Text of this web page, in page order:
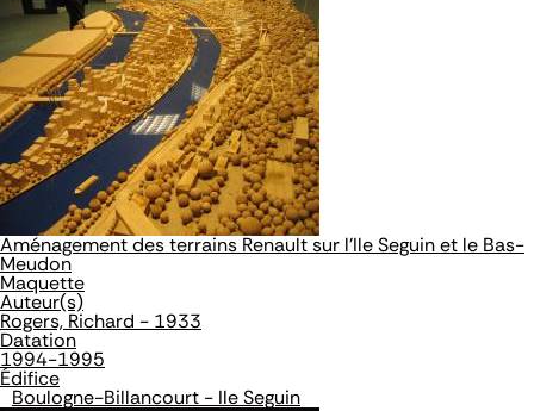
Aménagement des terrains Renault sur l'Ile Seguin et le Bas-
Meudon
Maquette
Auteur(s)
Rogers, Richard - 1933
Datation
1994-1995
Édifice
Boulogne-Billancourt - Ile Seguin